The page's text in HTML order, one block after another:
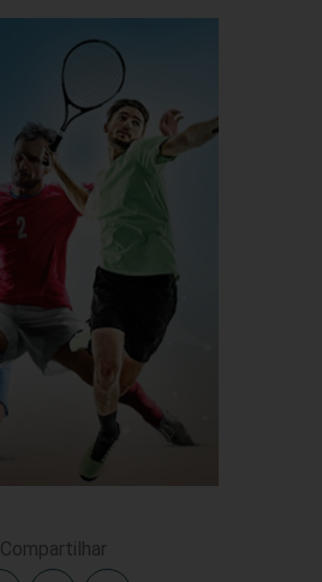
Compartilhar